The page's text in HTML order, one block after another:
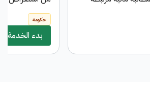
مع إمكانية إختيار
، وتمر هذه المطالبة
الإعتمادات
، أمر صرف ، أمر
الحوكمة المعتمدة.
والمستلمة من
مسيرات حقوق
مسيرات الحقوق
حكومة
بدء الخدمة